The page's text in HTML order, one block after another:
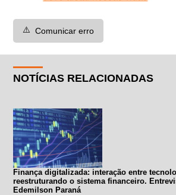
⚠️ Comunicar erro
NOTÍCIAS RELACIONADAS
Finança digitalizada: interação entre
reestruturando o sistema financeiro.
Edemilson Paraná